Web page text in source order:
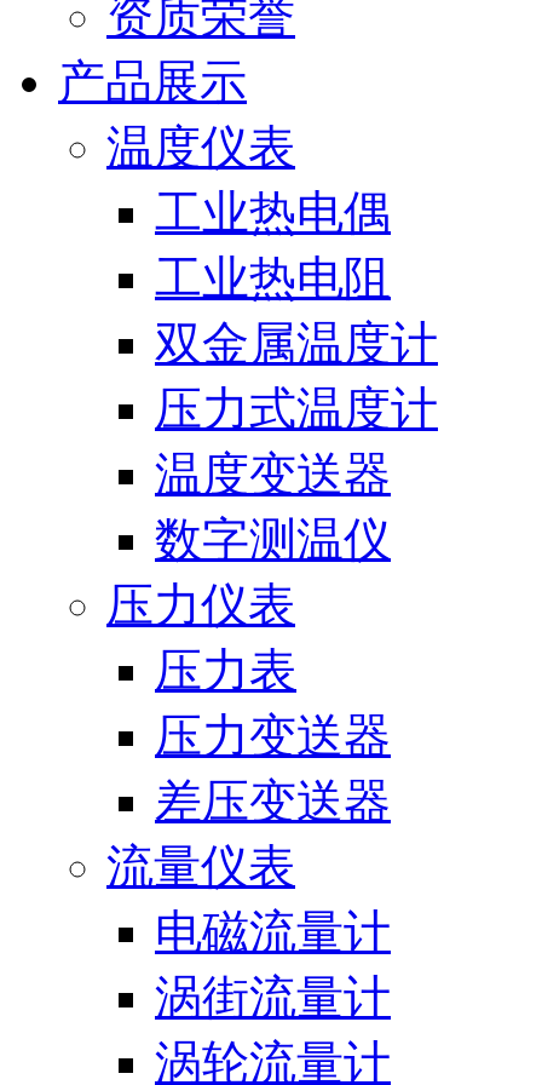
资质荣誉
产品展示
温度仪表
工业热电偶
工业热电阻
双金属温度计
压力式温度计
温度变送器
数字测温仪
压力仪表
压力表
压力变送器
差压变送器
流量仪表
电磁流量计
涡街流量计
涡轮流量计